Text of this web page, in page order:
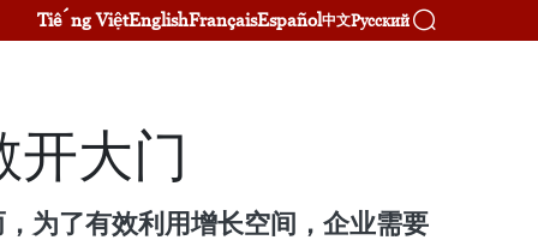
Tiếng ViệtEnglishFrançaisEspañol中文Русский
开大门
为了有效利用增长空间，企业需要